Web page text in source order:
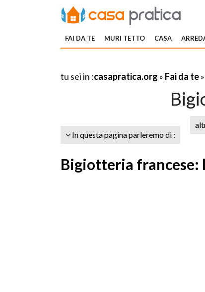
FAI DA TE MURI TETTO CASA
tu sei in :casapratica.org » Fai da te»
In questa pagina parleremo di :
Bigiotteria francese: